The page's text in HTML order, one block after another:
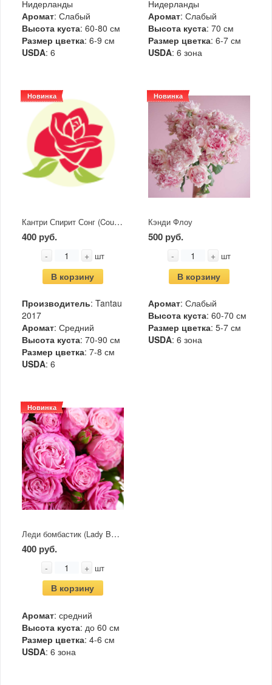
Нидерланды
Аромат: Слабый
Высота куста: 60-80 см
Размер цветка: 6-9 см
USDA: 6
Нидерланды
Аромат: Слабый
Высота куста: 70 см
Размер цветка: 6-7 см
USDA: 6 зона
Новинка
Кантри Спирит Сонг (Country Spirit Song)
400 руб.
- + шт
В корзину
Производитель: Tantau
2017
Аромат: Средний
Высота куста: 70-90 см
Размер цветка: 7-8 см
USDA: 6
Новинка
Кэнди Флоу
500 руб.
- + шт
В корзину
Аромат: Слабый
Высота куста: 60-70 см
Размер цветка: 5-7 см
USDA: 6 зона
Новинка
Леди бомбастик (Lady Bombastic)
400 руб.
- + шт
В корзину
Аромат: средний
Высота куста: до 60 см
Размер цветка: 4-6 см
USDA: 6 зона